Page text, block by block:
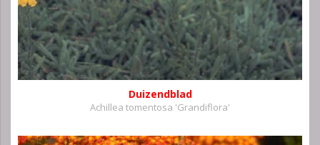
Duizendblad
Achillea tomentosa 'Grandiflora'